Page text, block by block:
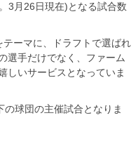
3月26日現在)となる試合数
ーマに、ドラフトで選ばれ
選手だけでなく、ファーム
しいサービスとなっていま
球団の主催試合となりま